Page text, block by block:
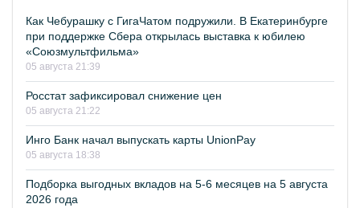
Как Чебурашку с ГигаЧатом подружили. В Екатеринбурге
при поддержке Сбера открылась выставка к юбилею
«Союзмультфильма»
05 августа 21:39
Росстат зафиксировал снижение цен
05 августа 21:22
Инго Банк начал выпускать карты UnionPay
05 августа 18:38
Подборка выгодных вкладов на 5-6 месяцев на 5 августа
2026 года